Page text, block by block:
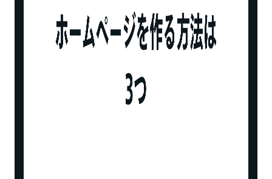
広告の非表示に対応しているか
デバイスにあったデザインを表示できるか
サポート体制の手厚さ
目的にあった機能（カート機能など）がある